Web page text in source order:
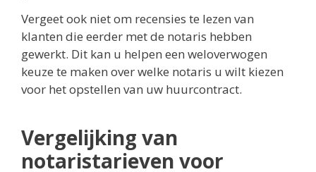
Vergeet ook niet om recensies te lezen van
klanten die eerder met de notaris hebben
gewerkt. Dit kan u helpen een weloverwogen
keuze te maken over welke notaris u wilt kiezen
voor het opstellen van uw huurcontract.
Vergelijking van
notaristarieven voor